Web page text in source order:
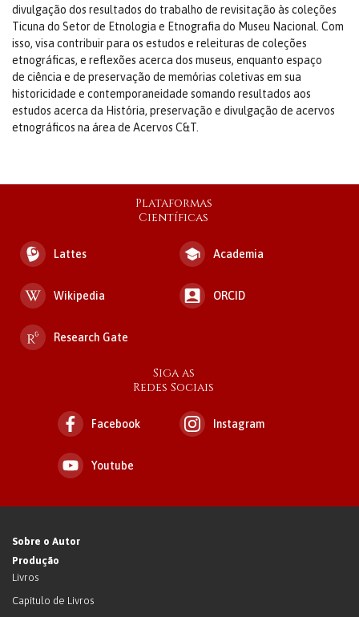
divulgação dos resultados do trabalho de revisitação às coleções
Ticuna do Setor de Etnologia e Etnografia do Museu Nacional. Com
isso, visa contribuir para os estudos e releituras de coleções
etnográficas, e reflexões acerca dos museus, enquanto espaço
de ciência e de preservação de memórias coletivas em sua
historicidade e contemporaneidade somando resultados aos
estudos acerca da História, preservação e divulgação de acervos
etnográficos na área de Acervos C&T.
Plataformas
Científicas
Lattes Academia
Wikipedia ORCID
Research Gate
Siga as
Redes Sociais
Facebook Instagram
Youtube
Sobre o Autor
Produção
Livros
Capítulo de Livros